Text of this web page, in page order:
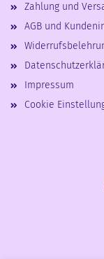
Zahlung und
AGB und
Impressum
Cookie